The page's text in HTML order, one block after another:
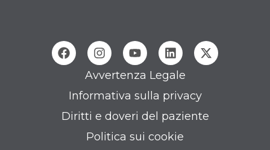
Avvertenza Legale
Informativa sulla privacy
Diritti e doveri del paziente
Politica sui cookie